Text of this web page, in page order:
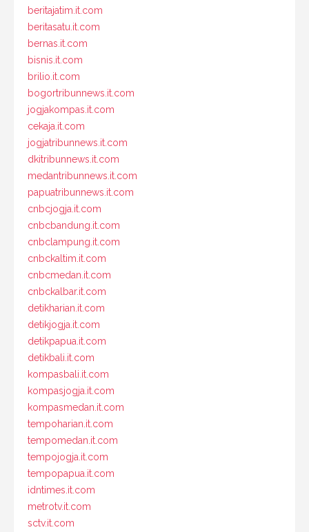
beritajatim.it.com
beritasatu.it.com
bernas.it.com
bisnis.it.com
brilio.it.com
bogortribunnews.it.com
jogjakompas.it.com
cekaja.it.com
jogjatribunnews.it.com
dkitribunnews.it.com
medantribunnews.it.com
papuatribunnews.it.com
cnbcjogja.it.com
cnbcbandung.it.com
cnbclampung.it.com
cnbckaltim.it.com
cnbcmedan.it.com
cnbckalbar.it.com
detikharian.it.com
detikjogja.it.com
detikpapua.it.com
detikbali.it.com
kompasbali.it.com
kompasjogja.it.com
kompasmedan.it.com
tempoharian.it.com
tempomedan.it.com
tempojogja.it.com
tempopapua.it.com
idntimes.it.com
metrotv.it.com
sctv.it.com